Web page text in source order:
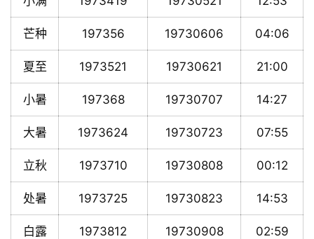
芒种 197356 19730606 04:06
夏至 1973521 19730621 21:00
小暑 197368 19730707 14:27
大暑 1973624 19730723 07:55
立秋 1973710 19730808 00:12
处暑 1973725 19730823 14:53
白露 1973812 19730908 02:59